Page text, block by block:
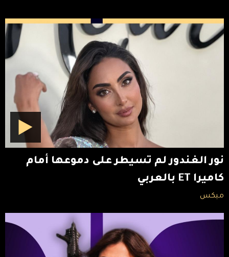
نور الغندور لم تسيطر على دموعها أمام
كاميرا ET بالعربي
ميكس